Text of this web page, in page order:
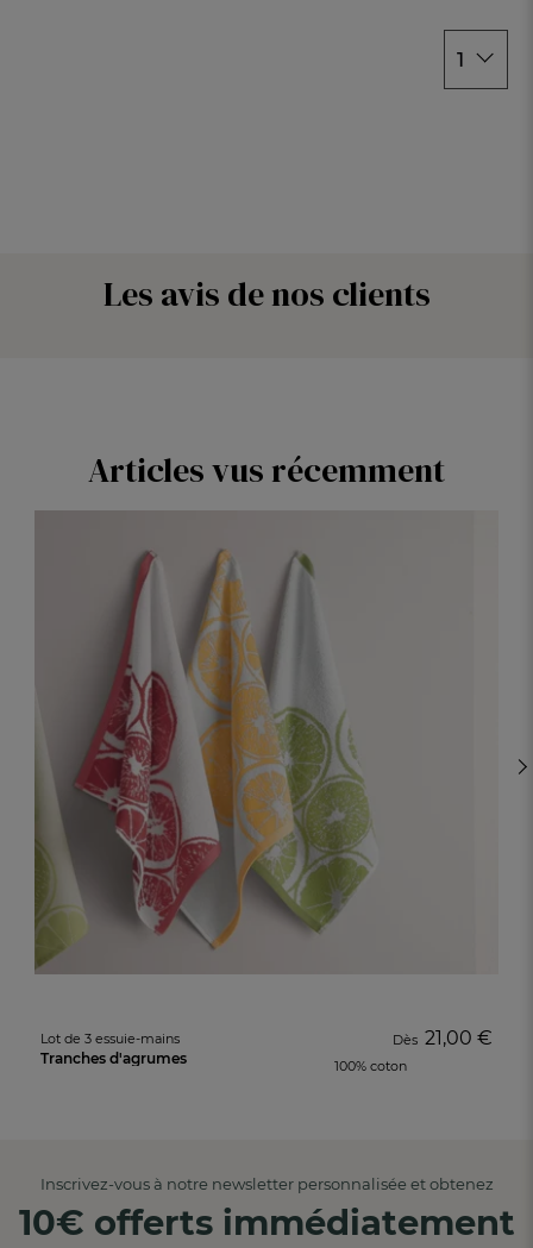
1
Les avis de nos clients
Articles vus récemment
Lot de 3 essuie-mains
Tranches d'agrumes
Dès 21,00 €
100% coton
Inscrivez-vous à notre newsletter personnalisée et obtenez
10€ offerts immédiatement